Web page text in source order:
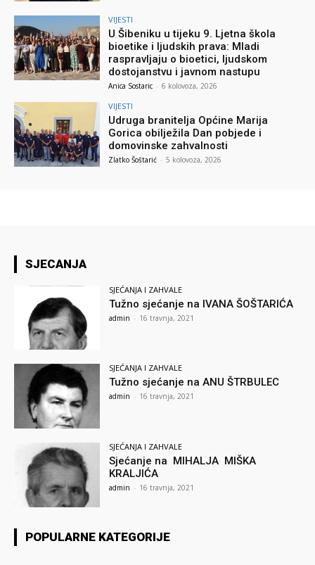
VIJESTI
U Šibeniku u tijeku 9. Ljetna škola
bioetike i ljudskih prava: Mladi
raspravljaju o bioetici, ljudskom
dostojanstvu i javnom nastupu
Anica Sostaric - 6 kolovoza, 2026
VIJESTI
Udruga branitelja Općine Marija
Gorica obilježila Dan pobjede i
domovinske zahvalnosti
Zlatko Šoštarić - 5 kolovoza, 2026
SJECANJA
SJEĆANJA I ZAHVALE
Tužno sjećanje na IVANA ŠOŠTARIĆA
admin - 16 travnja, 2021
SJEĆANJA I ZAHVALE
Tužno sjećanje na ANU ŠTRBULEC
admin - 16 travnja, 2021
SJEĆANJA I ZAHVALE
Sjećanje na MIHALJA MIŠKA
KRALJIĆA
admin - 16 travnja, 2021
POPULARNE KATEGORIJE